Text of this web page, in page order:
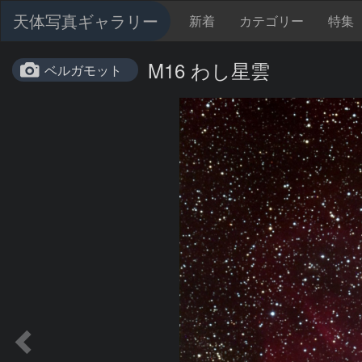
天体写真ギャラリー 新着 カテゴリー 特集
ベルガモット M16 わし星雲